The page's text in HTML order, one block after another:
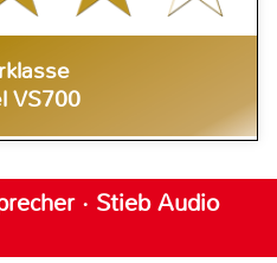
VS700
· Stieb Audio